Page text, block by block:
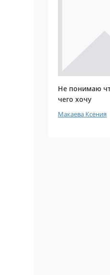
Не понимаю
чего хочу
Макаева Ксения